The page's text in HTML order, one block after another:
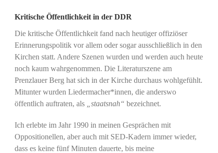
Kritische Öffentlichkeit in der DDR
Die kritische Öffentlichkeit fand nach heutiger offiziöser
Erinnerungspolitik vor allem oder sogar ausschließlich in den
Kirchen statt. Andere Szenen wurden und werden auch heute
noch kaum wahrgenommen. Die Literaturszene am
Prenzlauer Berg hat sich in der Kirche durchaus wohlgefühlt.
Mitunter wurden Liedermacher*innen, die anderswo
öffentlich auftraten, als
„staatsnah“ bezeichnet.
Ich erlebte im Jahr 1990 in meinen Gesprächen mit
Oppositionellen, aber auch mit SED-Kadern immer wieder,
dass es keine fünf Minuten dauerte, bis meine